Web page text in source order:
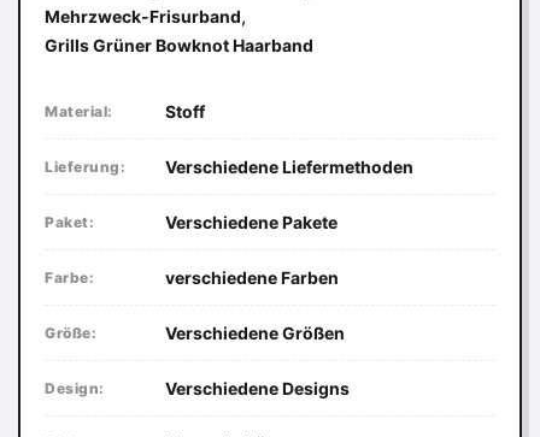
Mehrzweck-Frisurband,
Grills Grüner Bowknot Haarband
Material: Stoff
Lieferung: Verschiedene Liefermethoden
Paket: Verschiedene Pakete
Farbe: verschiedene Farben
Größe: Verschiedene Größen
Design: Verschiedene Designs